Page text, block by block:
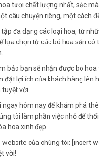
tươi chất lượng nhất, sắc
câu chuyện riêng, một cách
đa dạng các loại hoa, từ
lựa chọn từ các bó hoa sẵn
bảo bạn sẽ nhận được bó
đặt lợi ích của khách hàng
vời.
hôm nay để khám phá
tôi làm phần việc nhỏ để
hoa xinh đẹp.
website của chúng tôi: [insert
vời!